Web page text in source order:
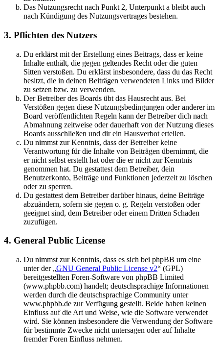
Das Nutzungsrecht nach Punkt 2, Unterpunkt a bleibt auch
nach Kündigung des Nutzungsvertrages bestehen.
3. Pflichten des Nutzers
Du erklärst mit der Erstellung eines Beitrags, dass er keine
Inhalte enthält, die gegen geltendes Recht oder die guten
Sitten verstoßen. Du erklärst insbesondere, dass du das Recht
besitzt, die in deinen Beiträgen verwendeten Links und Bilder
zu setzen bzw. zu verwenden.
Der Betreiber des Boards übt das Hausrecht aus. Bei
Verstößen gegen diese Nutzungsbedingungen oder anderer im
Board veröffentlichten Regeln kann der Betreiber dich nach
Abmahnung zeitweise oder dauerhaft von der Nutzung dieses
Boards ausschließen und dir ein Hausverbot erteilen.
Du nimmst zur Kenntnis, dass der Betreiber keine
Verantwortung für die Inhalte von Beiträgen übernimmt, die
er nicht selbst erstellt hat oder die er nicht zur Kenntnis
genommen hat. Du gestattest dem Betreiber, dein
Benutzerkonto, Beiträge und Funktionen jederzeit zu löschen
oder zu sperren.
Du gestattest dem Betreiber darüber hinaus, deine Beiträge
abzuändern, sofern sie gegen o. g. Regeln verstoßen oder
geeignet sind, dem Betreiber oder einem Dritten Schaden
zuzufügen.
4. General Public License
Du nimmst zur Kenntnis, dass es sich bei phpBB um eine
unter der „GNU General Public License v2“ (GPL)
bereitgestellten Foren-Software von phpBB Limited
(www.phpbb.com) handelt; deutschsprachige Informationen
werden durch die deutschsprachige Community unter
www.phpbb.de zur Verfügung gestellt. Beide haben keinen
Einfluss auf die Art und Weise, wie die Software verwendet
wird. Sie können insbesondere die Verwendung der Software
für bestimmte Zwecke nicht untersagen oder auf Inhalte
fremder Foren Einfluss nehmen.